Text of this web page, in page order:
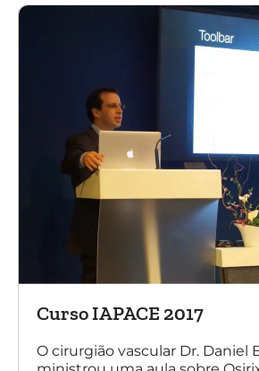
Curso IAPACE 2017
O cirurgião vascular Dr. Daniel